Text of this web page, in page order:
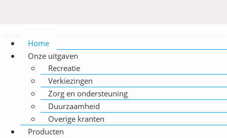
Home
Onze uitgaven
Recreatie
Verkiezingen
Zorg en ondersteuning
Duurzaamheid
Overige kranten
Producten